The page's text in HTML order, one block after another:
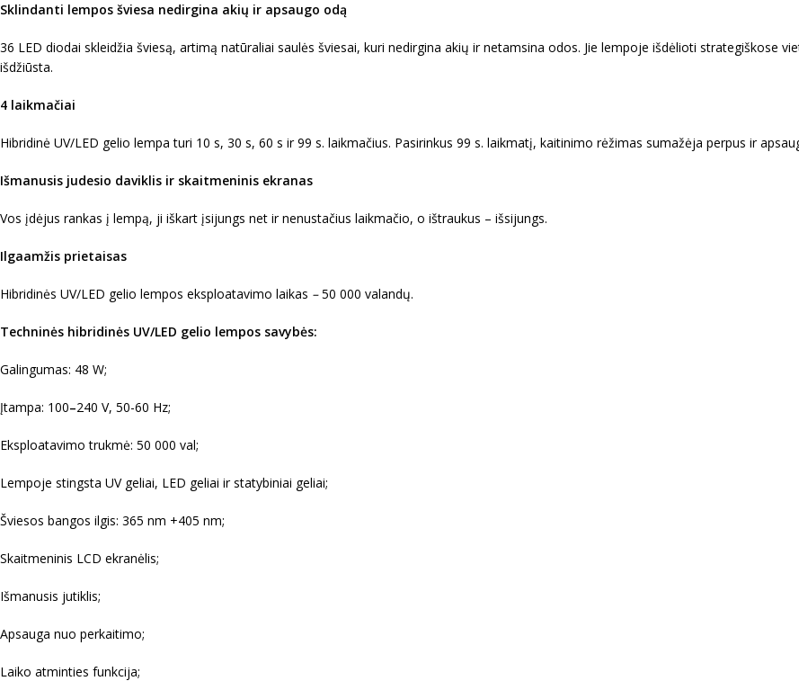
Sklindanti lempos šviesa nedirgina akių ir apsaugo odą
36 LED diodai skleidžia šviesą, artimą natūraliai saulės šviesai, kuri nedirgina akių ir netamsina odos. Jie lempoje išdėlioti strategiškose
išdžiūsta.
4 laikmačiai
Hibridinė UV/LED gelio lempa turi 10 s, 30 s, 60 s ir 99 s. laikmačius. Pasirinkus 99 s. laikmatį, kaitinimo rėžimas sumažėja perpus ir
Išmanusis judesio daviklis ir skaitmeninis ekranas
Vos įdėjus rankas į lempą, ji iškart įsijungs net ir nenustačius laikmačio, o ištraukus – išsijungs.
Ilgaamžis prietaisas
Hibridinės UV/LED gelio lempos eksploatavimo laikas –50 000 valandų.
Techninės hibridinės UV/LED gelio lempos savybės:
Galingumas: 48 W;
Įtampa: 100–240 V, 50-60 Hz;
Eksploatavimo trukmė: 50 000 val;
Lempoje stingsta UV geliai, LED geliai ir statybiniai geliai;
Šviesos bangos ilgis: 365 nm +405 nm;
Skaitmeninis LCD ekranėlis;
Išmanusis jutiklis;
Apsauga nuo perkaitimo;
Laiko atminties funkcija;